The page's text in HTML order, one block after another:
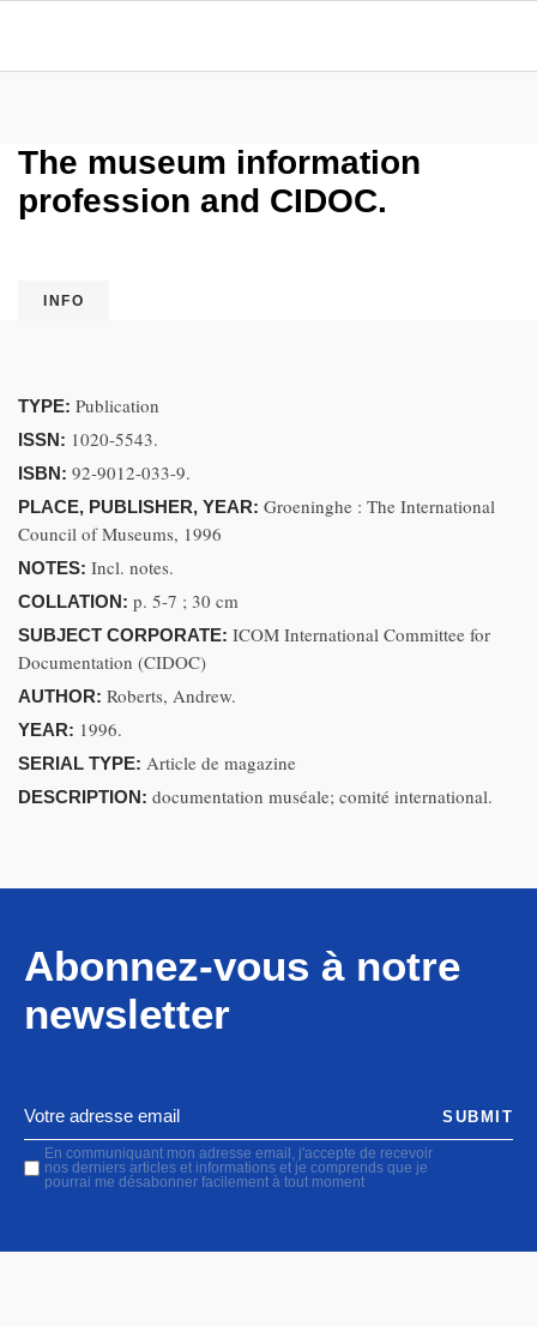
The museum information
profession and CIDOC.
INFO
TYPE: Publication
ISSN: 1020-5543.
ISBN: 92-9012-033-9.
PLACE, PUBLISHER, YEAR: Groeninghe : The International
Council of Museums, 1996
NOTES: Incl. notes.
COLLATION: p. 5-7 ; 30 cm
SUBJECT CORPORATE: ICOM International Committee for
Documentation (CIDOC)
AUTHOR: Roberts, Andrew.
YEAR: 1996.
SERIAL TYPE: Article de magazine
DESCRIPTION: documentation muséale; comité international.
Abonnez-vous à notre
newsletter
En communiquant mon adresse email, j'accepte de recevoir
nos derniers articles et informations et je comprends que je
pourrai me désabonner facilement à tout moment
SUBMIT